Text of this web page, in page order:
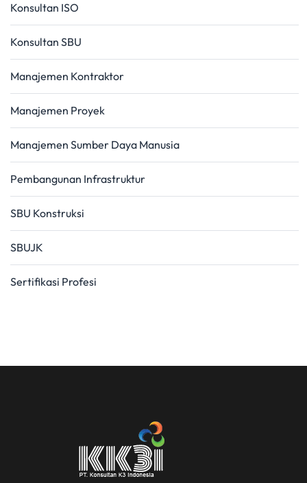
Konsultan ISO
Konsultan SBU
Manajemen Kontraktor
Manajemen Proyek
Manajemen Sumber Daya Manusia
Pembangunan Infrastruktur
SBU Konstruksi
SBUJK
Sertifikasi Profesi